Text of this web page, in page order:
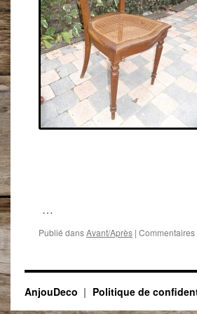
…
Publié dansAvant/Après | Commentaires
AnjouDeco Politique de